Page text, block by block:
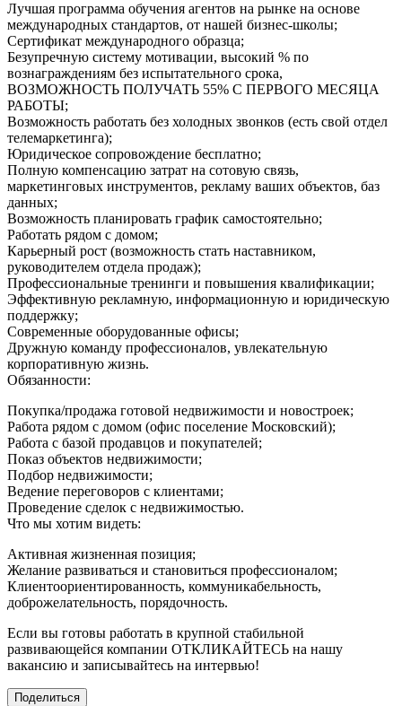
Лучшая программа обучения агентов на рынке на основе
международных стандартов, от нашей бизнес-школы;
Сертификат международного образца;
Безупречную систему мотивации, высокий % по
вознаграждениям без испытательного срока,
ВОЗМОЖНОСТЬ ПОЛУЧАТЬ 55% С ПЕРВОГО МЕСЯЦА
РАБОТЫ;
Возможность работать без холодных звонков (есть свой отдел
телемаркетинга);
Юридическое сопровождение бесплатно;
Полную компенсацию затрат на сотовую связь,
маркетинговых инструментов, рекламу ваших объектов, баз
данных;
Возможность планировать график самостоятельно;
Работать рядом с домом;
Карьерный рост (возможность стать наставником,
руководителем отдела продаж);
Профессиональные тренинги и повышения квалификации;
Эффективную рекламную, информационную и юридическую
поддержку;
Современные оборудованные офисы;
Дружную команду профессионалов, увлекательную
корпоративную жизнь.
Обязанности:
Покупка/продажа готовой недвижимости и новостроек;
Работа рядом с домом (офис поселение Московский);
Работа с базой продавцов и покупателей;
Показ объектов недвижимости;
Подбор недвижимости;
Ведение переговоров с клиентами;
Проведение сделок с недвижимостью.
Что мы хотим видеть:
Активная жизненная позиция;
Желание развиваться и становиться профессионалом;
Клиентоориентированность, коммуникабельность,
доброжелательность, порядочность.
Если вы готовы работать в крупной стабильной
развивающейся компании ОТКЛИКАЙТЕСЬ на нашу
вакансию и записывайтесь на интервью!
Поделиться